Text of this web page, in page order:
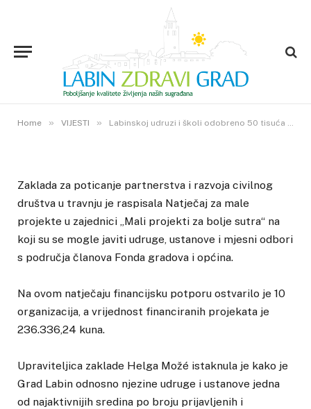
Home » VIJESTI » Labinskoj udruzi i školi odobreno 50 tisuća kuna za dva zanimljiva projekta
Labinskoj udruzi i školi odobreno
50 tisuća kuna za dva zanimljiva
projekta
9. KOLOVOZA 2022. 1VIEWS
Zaklada za poticanje partnerstva i razvoja civilnog
društva u travnju je raspisala Natječaj za male
projekte u zajednici „Mali projekti za bolje sutra“ na
koji su se mogle javiti udruge, ustanove i mjesni odbori
s područja članova Fonda gradova i općina.
Na ovom natječaju financijsku potporu ostvarilo je 10
organizacija, a vrijednost financiranih projekata je
236.336,24 kuna.
Upraviteljica zaklade Helga Možé istaknula je kako je
Grad Labin odnosno njezine udruge i ustanove jedna
od najaktivnijih sredina po broju prijavljenih i